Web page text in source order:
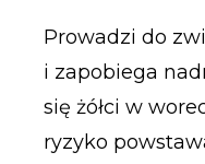
Prowadzi do
i zapobiega
się żółci w
ryzyko